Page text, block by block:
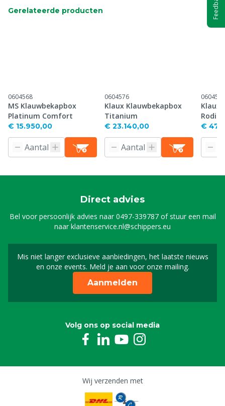
Gerelateerde producten
0604568
MS Klauwbekapbox
Platinum Comfort
€ 15.950,00
0604576
Klaux Klauwbekapbox
Titanium
€ 23.140,00
0604578
Klaux
€
Direct advies
Bel voor persoonlijk advies naar0497-339787of stuur een mail
naarklantenservice.nl@schippers.eu
Mis niet langer exclusieve aanbiedingen, het laatste nieuws
en onze events. Meld je aan voor onze mailing.
Schrijf je in voor onze
Aanmelden
Volg ons op social media
Wij verzenden met
Feedback